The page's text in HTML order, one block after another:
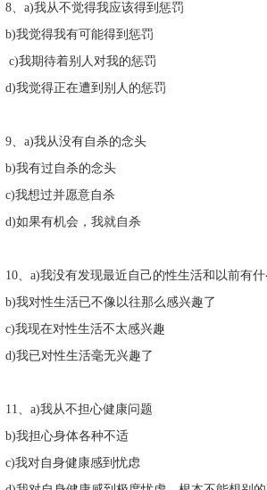
8、a)我从不觉得我应该得到惩罚
b)我觉得我有可能得到惩罚
c)我期待着别人对我的惩罚
d)我觉得正在遭到别人的惩罚
9、a)我从没有自杀的念头
b)我有过自杀的念头
c)我想过并愿意自杀
d)如果有机会，我就自杀
10、a)我没有发现最近自己的性生活和以前有什
b)我对性生活已不像以往那么感兴趣了
c)我现在对性生活不太感兴趣
d)我已对性生活毫无兴趣了
11、a)我从不担心健康问题
b)我担心身体各种不适
c)我对自身健康感到忧虑